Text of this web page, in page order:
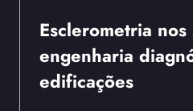
Esclerometria
engenharia
edificações